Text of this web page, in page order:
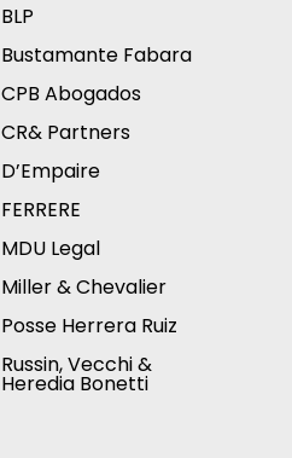
BLP
Bustamante Fabara
CPB Abogados
CR& Partners
D’Empaire
FERRERE
MDU Legal
Miller & Chevalier
Posse Herrera Ruiz
Russin, Vecchi &
Heredia Bonetti